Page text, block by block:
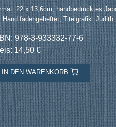
22 x 13,6cm, handbedrucktes
Hand fadengeheftet, Titelgrafik: Judith
978-3-933332-77-6
14,50 €
IN DEN WARENKORB